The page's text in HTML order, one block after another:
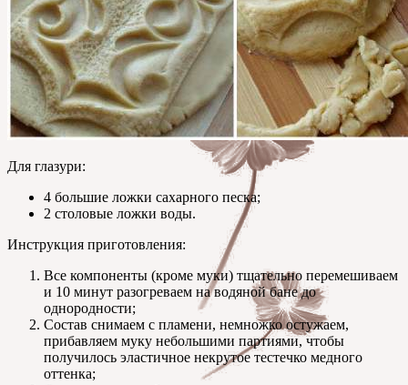
Для глазури:
4 большие ложки сахарного песка;
2 столовые ложки воды.
Инструкция приготовления:
Все компоненты (кроме муки) тщательно перемешиваем
и 10 минут разогреваем на водяной бане до
однородности;
Состав снимаем с пламени, немножко остужаем,
прибавляем муку небольшими партиями, чтобы
получилось эластичное некрутое тестечко медного
оттенка;